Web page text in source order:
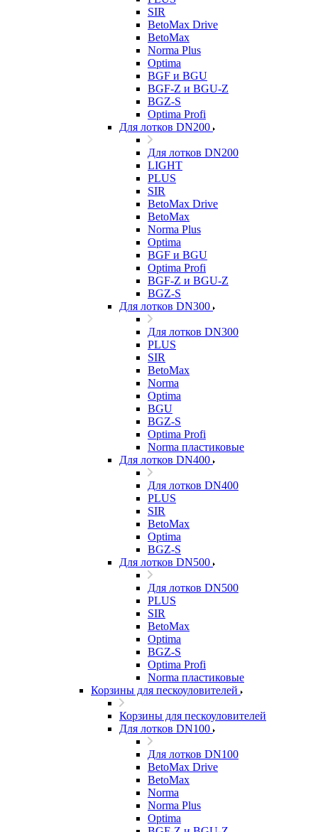
SIR
BetoMax Drive
BetoMax
Norma Plus
Optima
BGF и BGU
BGF-Z и BGU-Z
BGZ-S
Optima Profi
Для лотков DN200
Для лотков DN200
LIGHT
PLUS
SIR
BetoMax Drive
BetoMax
Norma Plus
Optima
BGF и BGU
Optima Profi
BGF-Z и BGU-Z
BGZ-S
Для лотков DN300
Для лотков DN300
PLUS
SIR
BetoMax
Norma
Optima
BGU
BGZ-S
Optima Profi
Norma пластиковые
Для лотков DN400
Для лотков DN400
PLUS
SIR
BetoMax
Optima
BGZ-S
Для лотков DN500
Для лотков DN500
PLUS
SIR
BetoMax
Optima
BGZ-S
Optima Profi
Norma пластиковые
Корзины для пескоуловителей
Корзины для пескоуловителей
Для лотков DN100
Для лотков DN100
BetoMax Drive
BetoMax
Norma
Norma Plus
Optima